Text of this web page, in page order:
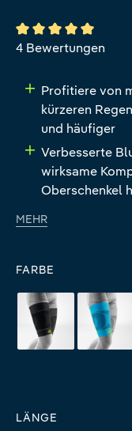
Durchschnittliche
4 Bewertungen
Profitiere von
kürzeren
und häufiger
Verbesserte
wirksame
Oberschenkel
MEHR
FARBE
black rivera
LÄNGE